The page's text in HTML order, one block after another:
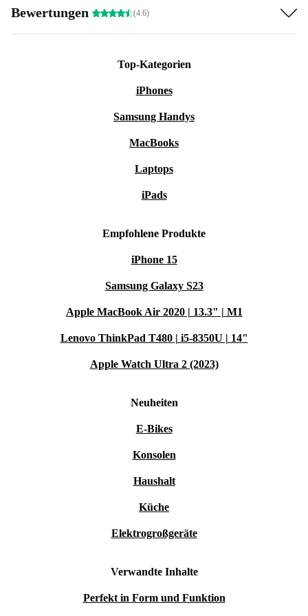
Bewertungen (4.6)
Top-Kategorien
iPhones
Samsung Handys
MacBooks
Laptops
iPads
Empfohlene Produkte
iPhone 15
Samsung Galaxy S23
Apple MacBook Air 2020 | 13.3" | M1
Lenovo ThinkPad T480 | i5-8350U | 14"
Apple Watch Ultra 2 (2023)
Neuheiten
E-Bikes
Konsolen
Haushalt
Küche
Elektrogroßgeräte
Verwandte Inhalte
Perfekt in Form und Funktion